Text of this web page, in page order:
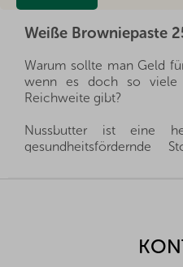
Weiße Browniepaste
Warum sollte man Geld
wenn es doch so viele
Reichweite gibt?
Nussbutter ist eine
sehr sättigend. Sie ist
Geschmack für Ihre